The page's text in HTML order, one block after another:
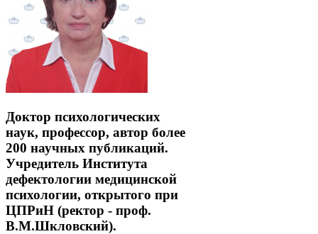
Доктор психологических
наук, профессор, автор более
200 научных публикаций.
Учредитель Института
дефектологии медицинской
психологии, открытого при
ЦПРиН (ректор - проф.
В.М.Шкловский).